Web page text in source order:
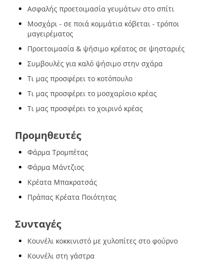
Ασφαλής προετοιμασία γευμάτων στο σπίτι
Μοσχάρι - σε ποιά κομμάτια κόβεται - τρόποι
μαγειρέματος
Προετοιμασία & ψήσιμο κρέατος σε ψησταριές
Συμβουλές για καλό ψήσιμο στην σχάρα
Τι μας προσφέρει το κοτόπουλο
Τι μας προσφέρει το μοσχαρίσιο κρέας
Τι μας προσφέρει το χοιρινό κρέας
Προμηθευτές
Φάρμα Τρομπέτας
Φάρμα Μάντζιος
Κρέατα Μπακρατσάς
Πράπας Κρέατα Ποιότητας
Συνταγές
Κουνέλι κοκκινιστό με χυλοπίτες στο φούρνο
Κουνέλι στη γάστρα